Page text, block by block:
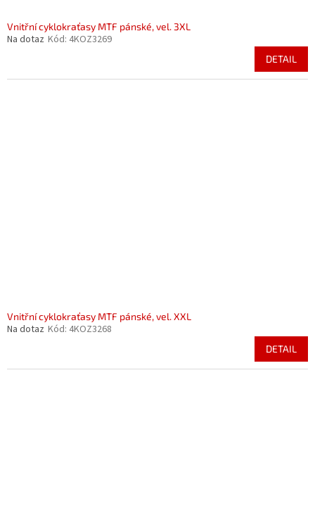
Vnitřní cyklokraťasy MTF pánské, vel. 3XL
Na dotaz Kód: 4KOZ3269
DETAIL
Vnitřní cyklokraťasy MTF pánské, vel. XXL
Na dotaz Kód: 4KOZ3268
DETAIL